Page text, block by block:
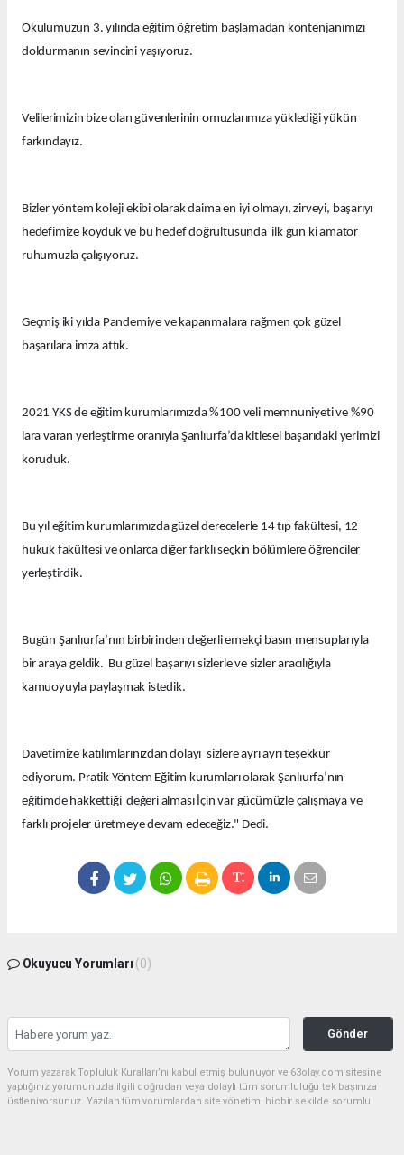
Okulumuzun 3. yılında eğitim öğretim başlamadan kontenjanımızı
doldurmanın sevincini yaşıyoruz.
Velilerimizin bize olan güvenlerinin omuzlarımıza yüklediği yükün
farkındayız.
Bizler yöntem koleji ekibi olarak daima en iyi olmayı, zirveyi, başarıyı
hedefimize koyduk ve bu hedef doğrultusunda ilk gün ki amatör
ruhumuzla çalışıyoruz.
Geçmiş iki yılda Pandemiye ve kapanmalara rağmen çok güzel
başarılara imza attık.
2021 YKS de eğitim kurumlarımızda %100 veli memnuniyeti ve %90
lara varan yerleştirme oranıyla Şanlıurfa’da kitlesel başarıdaki yerimizi
koruduk.
Bu yıl eğitim kurumlarımızda güzel derecelerle 14 tıp fakültesi, 12
hukuk fakültesi ve onlarca diğer farklı seçkin bölümlere öğrenciler
yerleştirdik.
Bugün Şanlıurfa’nın birbirinden değerli emekçi basın mensuplarıyla
bir araya geldik. Bu güzel başarıyı sizlerle ve sizler aracılığıyla
kamuoyuyla paylaşmak istedik.
Davetimize katılımlarınızdan dolayı sizlere ayrı ayrı teşekkür
ediyorum. Pratik Yöntem Eğitim kurumları olarak Şanlıurfa’nın
eğitimde hakkettiği değeri alması İçin var gücümüzle çalışmaya ve
farklı projeler üretmeye devam edeceğiz." Dedi.
Okuyucu Yorumları (0)
Gönder
Yorum yazarak Topluluk Kuralları’nı kabul etmiş bulunuyor ve 63olay.com sitesine
yaptığınız yorumunuzla ilgili doğrudan veya dolaylı tüm sorumluluğu tek başınıza
üstleniyorsunuz. Yazılan tüm yorumlardan site yönetimi hiçbir şekilde sorumlu